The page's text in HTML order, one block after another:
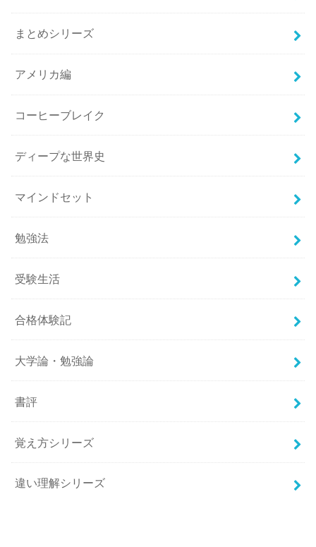
まとめシリーズ
アメリカ編
コーヒーブレイク
ディープな世界史
マインドセット
勉強法
受験生活
合格体験記
大学論・勉強論
書評
覚え方シリーズ
違い理解シリーズ